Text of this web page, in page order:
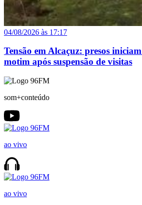
04/08/2026 às 17:17
Tensão em Alcaçuz: presos
motim após suspensão de visitas
som+conteúdo
ao vivo
ao vivo